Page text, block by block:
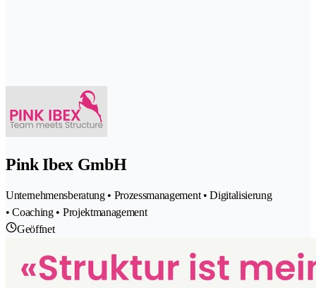
Pink Ibex GmbH
Unternehmensberatung • Prozessmanagement • Digitalisierung
• Coaching • Projektmanagement
Geöffnet